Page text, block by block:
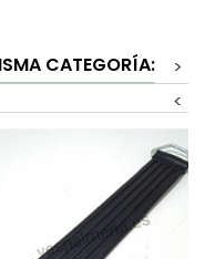
CATEGORÍA:
>
<